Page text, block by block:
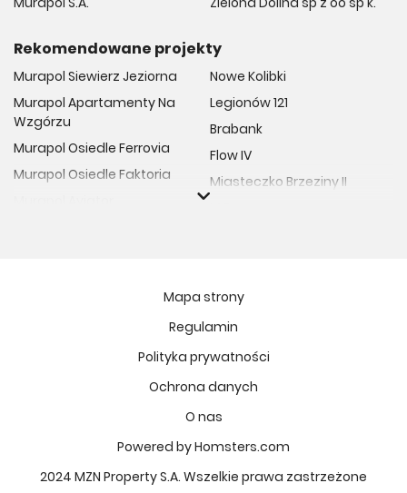
Rekomendowane projekty
Murapol Siewierz Jeziorna
Murapol Apartamenty Na
Wzgórzu
Murapol Osiedle Ferrovia
Murapol Osiedle Faktoria
Murapol Osiedle Szafirove
Nowe Kolibki
Legionów 121
Brabank
Flow IV
Miasteczko Brzeziny II
MIASTECZKO NOVA FALA
Żywiecka Vita
Osiedle Art Park
Apartamenty Krakowska
Vilda Arte
Mapa strony
Regulamin
Polityka prywatności
Ochrona danych
O nas
Powered by Homsters.com
2024 MZN Property S.A. Wszelkie prawa zastrzeżone